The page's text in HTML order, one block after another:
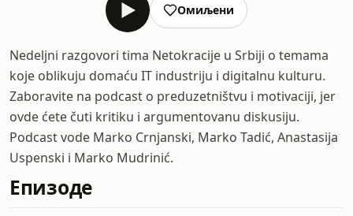
Омиљени
Nedeljni razgovori tima Netokracije u Srbiji o temama
koje oblikuju domaću IT industriju i digitalnu kulturu.
Zaboravite na podcast o preduzetništvu i motivaciji, jer
ovde ćete čuti kritiku i argumentovanu diskusiju.
Podcast vode Marko Crnjanski, Marko Tadić, Anastasija
Uspenski i Marko Mudrinić.
Епизоде